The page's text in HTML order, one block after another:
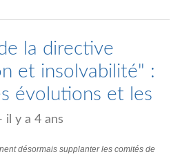
la directive
et insolvabilité" :
évolutions et les
il y a 4 ans
désormais supplanter les comités de